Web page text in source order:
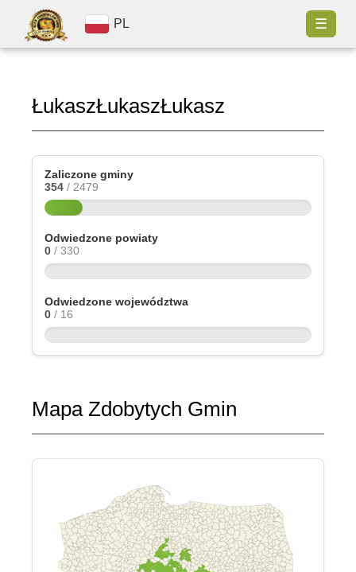
PL ☰
ŁukaszŁukaszŁukasz
Zaliczone gminy
354 / 2479
Odwiedzone powiaty
0 / 330
Odwiedzone województwa
0 / 16
Mapa Zdobytych Gmin